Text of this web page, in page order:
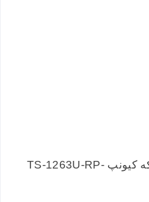
ذخیره ساز تحت شبکه کیونپ TS-1263U-RP-